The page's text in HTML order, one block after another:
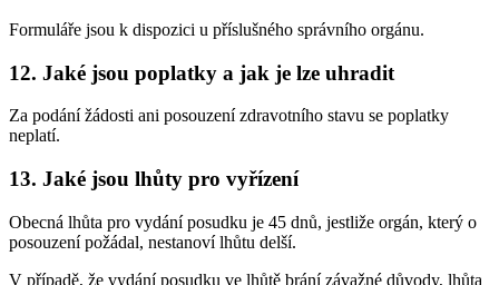
Formuláře jsou k dispozici u příslušného správního orgánu.
12. Jaké jsou poplatky a jak je lze uhradit
Za podání žádosti ani posouzení zdravotního stavu se poplatky
neplatí.
13. Jaké jsou lhůty pro vyřízení
Obecná lhůta pro vydání posudku je 45 dnů, jestliže orgán, který o
posouzení požádal, nestanoví lhůtu delší.
V případě, že vydání posudku ve lhůtě brání závažné důvody, lhůta